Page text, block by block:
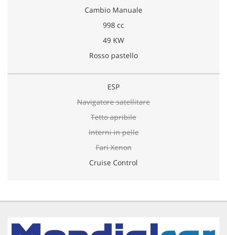
Cambio Manuale
998 cc
49 KW
Rosso pastello
ESP
Navigatore satellitare
Tetto apribile
Interni in pelle
Fari Xenon
Cruise Control